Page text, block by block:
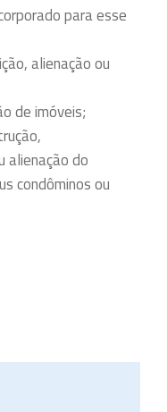
para esse
alienação ou
de imóveis;
alienação do
condôminos ou